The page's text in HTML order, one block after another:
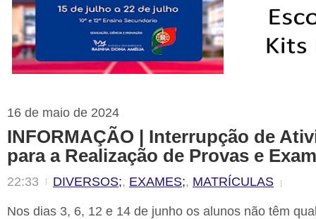
16 de maio de 2024
INFORMAÇÃO | Interrupção de
para a Realização de Provas e
22:33 DIVERSOS;, EXAMES;, MATRÍCULAS
Nos dias 3, 6, 12 e 14 de junho os alunos não têm